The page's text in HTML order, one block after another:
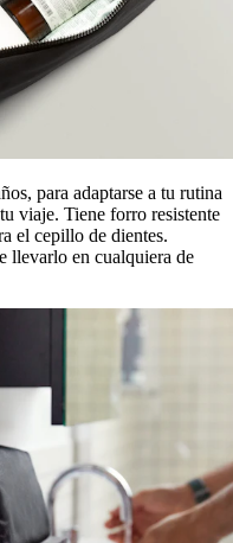
para adaptarse a tu rutina
viaje. Tiene forro resistente
el cepillo de dientes.
llevarlo en cualquiera de